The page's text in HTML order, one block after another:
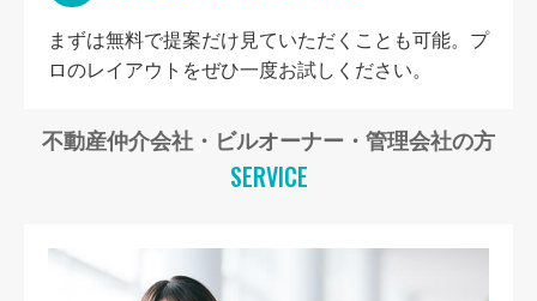
まずは無料で提案だけ見ていただくことも可能。プ
ロのレイアウトをぜひ一度お試しください。
不動産仲介会社・ビルオーナー・管理会社の方
SERVICE